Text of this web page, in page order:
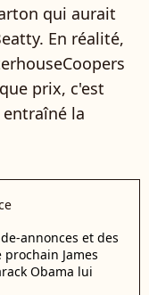
qui aurait
En réalité,
prix, c'est
la
annonces et des
James
Obama lui